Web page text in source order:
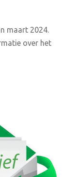
maart 2024.
over het